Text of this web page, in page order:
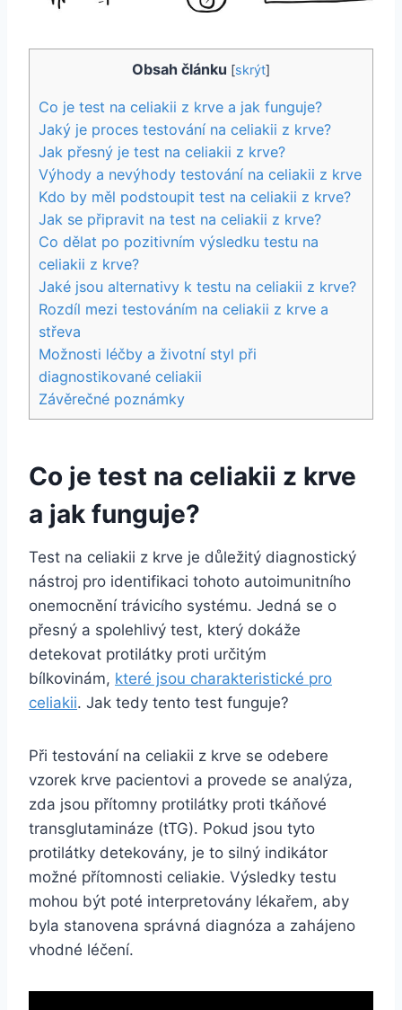
Obsah článku [skrýt]
Co ​je test na‌ celiakii z⁣ krve a‌ jak funguje?
Jaký je proces‌ testování na celiakii z⁣ krve?
Jak přesný je test na celiakii z krve?
Výhody a nevýhody testování na celiakii z⁣ krve
Kdo by měl podstoupit test na ⁢celiakii ​z ​krve?
Jak​ se​ připravit na test na celiakii z​ krve?
Co dělat po ⁣pozitivním výsledku testu ‌na
celiakii z krve?
Jaké jsou alternativy k testu na celiakii z krve?
Rozdíl ⁤mezi​ testováním ⁤na ⁣celiakii⁣ z krve ⁣a
střeva
Možnosti léčby a ​životní styl při
diagnostikované celiakii
Závěrečné poznámky
Co ​je test na‌ celiakii z⁣ krve
a‌ jak funguje?
Test na‌ celiakii ‌z krve je ⁣důležitý diagnostický
nástroj pro identifikaci tohoto autoimunitního
onemocnění trávicího systému. Jedná se o
přesný a spolehlivý ​test, který dokáže
‍detekovat protilátky proti⁤ určitým
bílkovinám, ‍ které jsou charakteristické pro
celiakii. Jak tedy ⁢tento⁤ test funguje?
Při ⁣testování na celiakii z krve se odebere
vzorek‌ krve pacientovi⁣ a ⁣provede ⁤se analýza,⁤
zda jsou přítomny ⁣protilátky⁢ proti⁣ tkáňové
transglutamináze⁢ (tTG). Pokud⁤ jsou tyto
protilátky detekovány, je to silný indikátor
možné přítomnosti celiakie. Výsledky testu ​
mohou ​být poté interpretovány ⁢lékařem, ‍aby
‌byla stanovena správná diagnóza ⁢a zahájeno
vhodné⁢ léčení.